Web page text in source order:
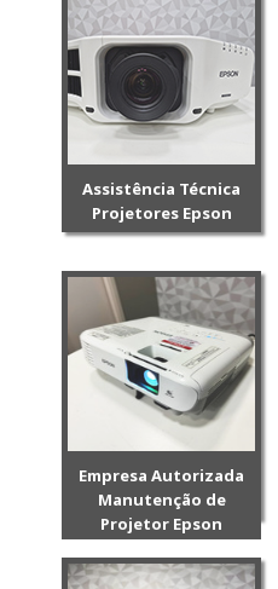
Assistência Técnica
Projetores Epson
Empresa Autorizada
Manutenção de
Projetor Epson